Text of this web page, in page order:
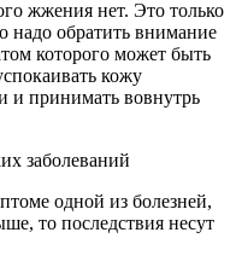
жжения нет. Это только
надо обратить внимание
которого может быть
кожу
и принимать вовнутрь
одной из болезней,
то последствия несут